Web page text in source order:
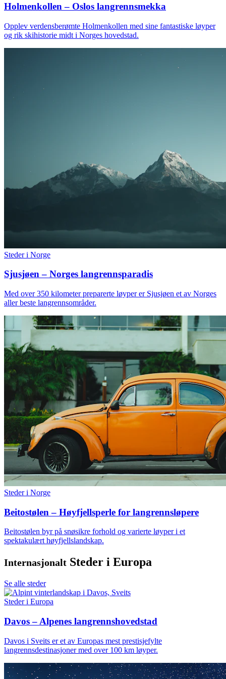
Holmenkollen – Oslos langrennsmekka
Opplev verdensberømte Holmenkollen med sine fantastiske løyper
og rik skihistorie midt i Norges hovedstad.
Steder i Norge
Sjusjøen – Norges langrennsparadis
Med over 350 kilometer preparerte løyper er Sjusjøen et av Norges
aller beste langrennsområder.
Steder i Norge
Beitostølen – Høyfjellsperle for langrennsløpere
Beitostølen byr på snøsikre forhold og varierte løyper i et
spektakulært høyfjellslandskap.
Internasjonalt Steder i Europa
Se alle steder
Steder i Europa
Davos – Alpenes langrennshovedstad
Davos i Sveits er et av Europas mest prestisjefylte
langrennsdestinasjoner med over 100 km løyper.